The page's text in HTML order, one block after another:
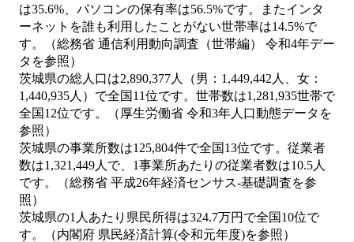
は35.6%、パソコンの保有率は56.5%です。またインタ
ーネットを誰も利用したことがない世帯率は14.5%で
す。（総務省 通信利用動向調査（世帯編） 令和4年デー
タを参照）
茨城県の総人口は2,890,377人（男：1,449,442人、女：
1,440,935人）で全国11位です。世帯数は1,281,935世帯で
全国12位です。（厚生労働省 令和3年人口動態データを
参照）
茨城県の事業所数は125,804件で全国13位です。従業者
数は1,321,449人で、1事業所あたりの従業者数は10.5人
です。（総務省 平成26年経済センサス‐基礎調査を参
照）
茨城県の1人あたり県民所得は324.7万円で全国10位で
す。（内閣府 県民経済計算(令和元年度)を参照）